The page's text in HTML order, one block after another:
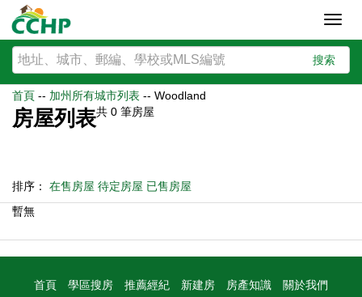
搜索
首頁 -- 加州所有城市列表 -- Woodland
房屋列表共 0 筆房屋
排序： 在售房屋 待定房屋 已售房屋
暫無
首頁 學區搜房 推薦經紀 新建房 房產知識
關於我們